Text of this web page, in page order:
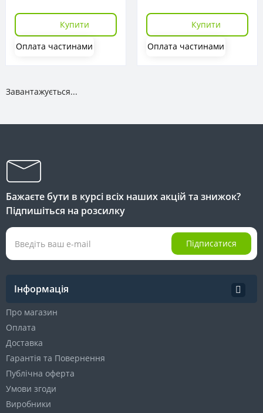
Купити
Оплата частинами
Купити
Оплата частинами
Завантажується...
Бажаєте бути в курсі всіх наших акцій та знижок?
Підпишіться на розсилку
Підписатися
Інформація
Про магазин
Оплата
Доставка
Гарантія та Повернення
Публічна оферта
Умови згоди
Виробники